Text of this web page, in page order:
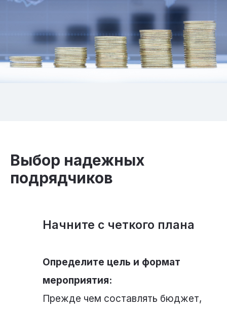
Выбор надежных
подрядчиков
Начните с четкого плана
Определите цель и формат
мероприятия:
Прежде чем составлять бюджет,